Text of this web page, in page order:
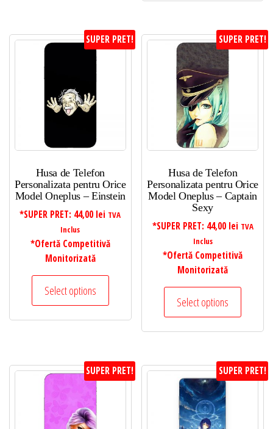
SUPER PRET!
Husa de Telefon
Personalizata pentru Orice
Model Oneplus – Einstein
*SUPER PRET: 44,00 lei TVA
Inclus
*Ofertă Competitivă
Monitorizată
Select options
SUPER PRET!
Husa de Telefon
Personalizata pentru Orice
Model Oneplus – Captain
Sexy
*SUPER PRET: 44,00 lei TVA
Inclus
*Ofertă Competitivă
Monitorizată
Select options
SUPER PRET! SUPER PRET!